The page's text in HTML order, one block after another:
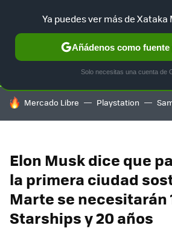
SELECCIÓN GAMING HOME
HOY SE HABLA DE
Mercado Libre Playstation
Elon Musk dice que
la primera ciudad
Marte se necesitarán
Starships y 20 años
Ya puedes ver más de Xataka
Añádenos como
Solo necesitas una cuenta de